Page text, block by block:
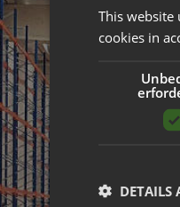
This website
cookies in
DETAILS